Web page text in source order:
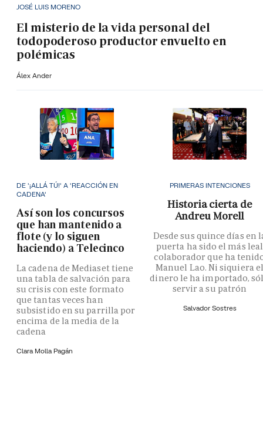
JOSÉ LUIS MORENO
El misterio de la vida personal del
todopoderoso productor envuelto en
polémicas
Álex Ander
DE '¡ALLÁ TÚ!' A 'REACCIÓN EN
CADENA'
Así son los concursos
que han mantenido a
flote (y lo siguen
haciendo) a Telecinco
La cadena de Mediaset tiene
una tabla de salvación para
su crisis con este formato
que tantas veces han
subsistido en su parrilla por
encima de la media de la
cadena
Clara Molla Pagán
PRIMERAS INTENCIONES
Historia cierta de
Andreu Morell
Desde sus quince días en
puerta ha sido el más leal
colaborador que ha
Manuel Lao. Ni siquiera
dinero le ha importado,
servir a su patrón
Salvador Sostres